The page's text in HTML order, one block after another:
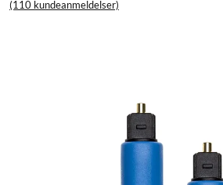
(110 kundeanmeldelser)